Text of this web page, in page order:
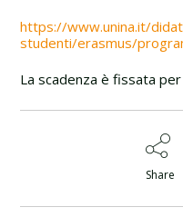
https://www.unina.it/
studenti/erasmus/
La scadenza è fissata
Share